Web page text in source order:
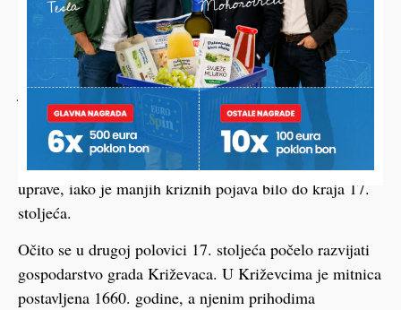
kapetana regulirala je 1635. posebna kraljevska
komisija u kojoj su sudjelovali predstavnici hrvatsko-
slavonskih staleža i kraljevskih vojnih vlasti. Komisija
je utvrdila da vojne vlasti gotovo svakodnevno nanose
različite štete građanima i dobrima slobodnog i
kraljevskog grada Koprivnice. Nakon 1635. više nije
bilo ozbiljnijih nesuglasica između civilne i vojne
uprave, iako je manjih kriznih pojava bilo do kraja 17.
stoljeća.
Očito se u drugoj polovici 17. stoljeća počelo razvijati
gospodarstvo grada Križevaca. U Križevcima je mitnica
postavljena 1660. godine, a njenim prihodima